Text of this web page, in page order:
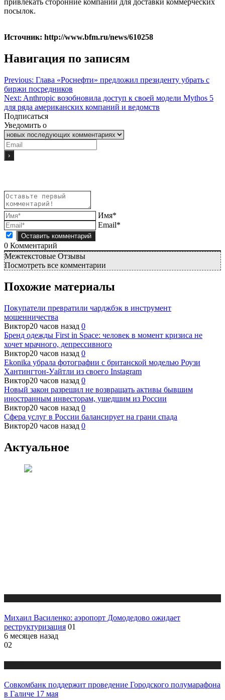
посылок.
Источник: http://www.bfm.ru/news/610258
Навигация по записям
Previous: Глава «Роснефти» предложил президенту убрать с
биржи посредников
Next: Anthropic возобновила доступ к своей модели Mythos 5
для ряда американских компаний и ведомств
Подписаться
Уведомить о
Имя*
Email*
0 Комментарий
Межтекстовые Отзывы
Посмотреть все комментарии
Похожие материалы
Покупатели превратили чарджбэк в инструмент
мошенничества
Виктор20 часов назад 0
Бренд одежды First in Space: человек в момент кризиса не
хочет мрачного, депрессивного
Виктор20 часов назад 0
Ekonika убрала фотографии с британской моделью Роузи
Хантингтон-Уайтли из своего Instagram
Виктор20 часов назад 0
Новый закон разрешил не возвращать активы бывшим
иностранным инвесторам, ушедшим из России
Виктор20 часов назад 0
Сфера услуг в России балансирует на грани спада
Виктор20 часов назад 0
Актуальное
Михаил Василенко: аэропорт Домодедово ожидает
реструктуризация 01
6 месяцев назад
02
Совкомбанк поддержит проведение Городского полумарафона
в Галиче 17 мая